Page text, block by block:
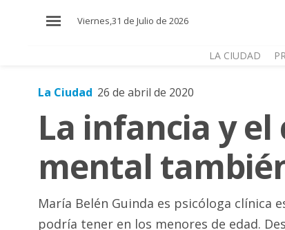
Viernes,31 de Julio de 2026
LA CIUDAD
Zona
Cultura
La Ciudad 26 de abril de 2020
La infancia y
mental
María Belén Guinda es psicóloga clínica
podría tener en los menores de edad.